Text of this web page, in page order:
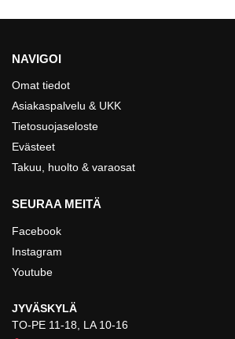
NAVIGOI
Omat tiedot
Asiakaspalvelu & UKK
Tietosuojaseloste
Evästeet
Takuu, huolto & varaosat
SEURAA MEITÄ
Facebook
Instagram
Youtube
JYVÄSKYLÄ
TO-PE 11-18, LA 10-16